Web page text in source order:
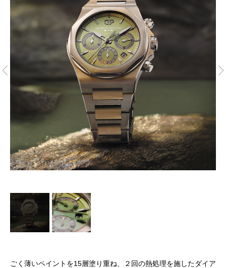
ごく薄いペイントを15層塗り重ね、２回の熱処理を施したダイア